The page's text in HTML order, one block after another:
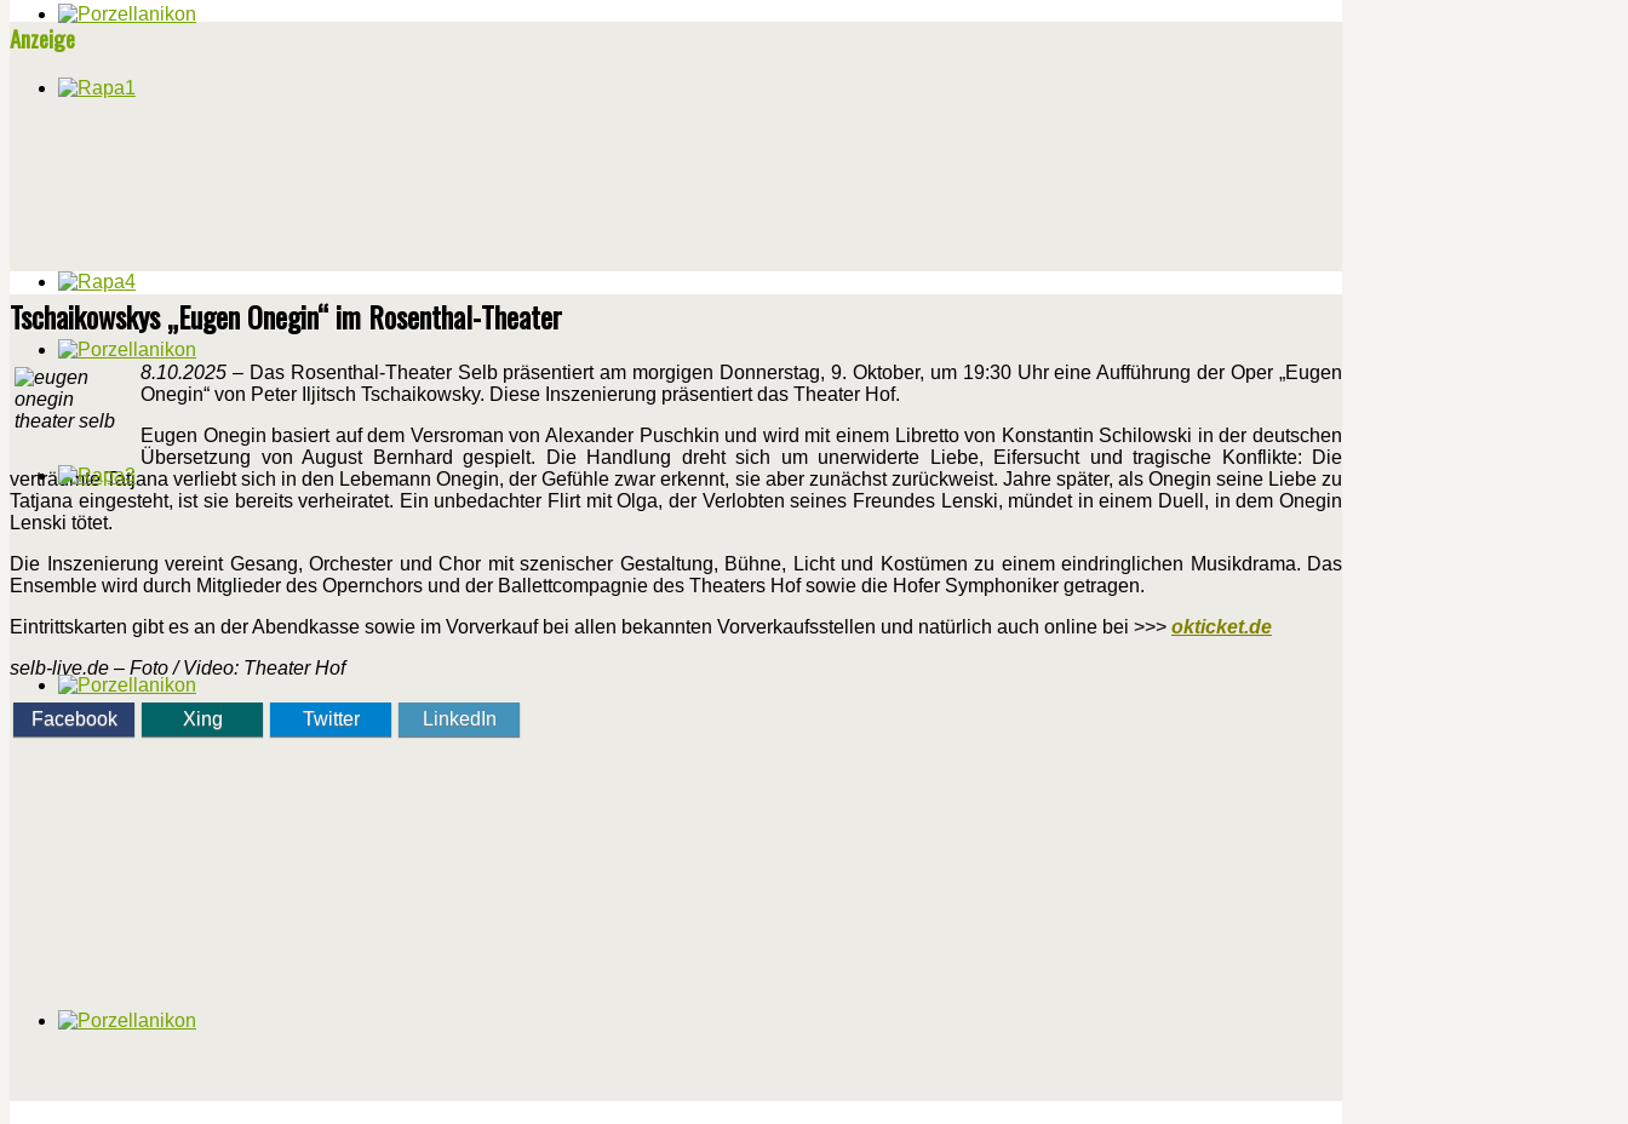
Anzeige
Tschaikowskys „Eugen Onegin“ im Rosenthal-Theater
8.10.2025 – Das Rosenthal-Theater Selb präsentiert am morgigen Donnerstag, 9. Oktober, um 19:30 Uhr eine Aufführung der Oper „Eugen
Onegin“ von Peter Iljitsch Tschaikowsky. Diese Inszenierung präsentiert das Theater Hof.
Eugen Onegin basiert auf dem Versroman von Alexander Puschkin und wird mit einem Libretto von Konstantin Schilowski in der deutschen
Übersetzung von August Bernhard gespielt. Die Handlung dreht sich um unerwiderte Liebe, Eifersucht und tragische Konflikte: Die
verträumte Tatjana verliebt sich in den Lebemann Onegin, der Gefühle zwar erkennt, sie aber zunächst zurückweist. Jahre später, als Onegin seine Liebe zu
Tatjana eingesteht, ist sie bereits verheiratet. Ein unbedachter Flirt mit Olga, der Verlobten seines Freundes Lenski, mündet in einem Duell, in dem Onegin
Lenski tötet.
Die Inszenierung vereint Gesang, Orchester und Chor mit szenischer Gestaltung, Bühne, Licht und Kostümen zu einem eindringlichen Musikdrama. Das
Ensemble wird durch Mitglieder des Opernchors und der Ballettcompagnie des Theaters Hof sowie die Hofer Symphoniker getragen.
Eintrittskarten gibt es an der Abendkasse sowie im Vorverkauf bei allen bekannten Vorverkaufsstellen und natürlich auch online bei >>> okticket.de
selb-live.de – Foto / Video: Theater Hof
Facebook Xing Twitter LinkedIn